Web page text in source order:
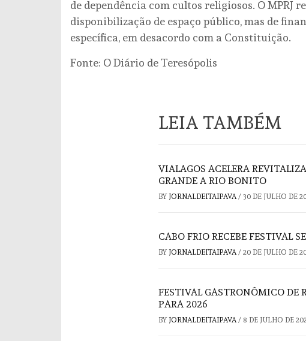
de dependência com cultos religiosos. O MPRJ
disponibilização de espaço público, mas de
específica, em desacordo com a Constituição.
Fonte: O Diário de Teresópolis
LEIA TAMBÉM
VIALAGOS ACELERA
GRANDE A RIO BONITO
BY JORNALDEITAIPAVA/ 30 DE JULHO DE
CABO FRIO RECEBE FESTIVAL
BY JORNALDEITAIPAVA/ 20 DE JULHO DE
FESTIVAL GASTRONÔMICO DE
PARA 2026
BY JORNALDEITAIPAVA/ 8 DE JULHO DE